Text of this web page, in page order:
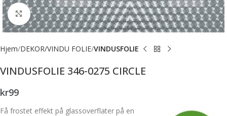
Forstørr bilde
Hjem DEKOR/VINDU FOLIE VINDUSFOLIE
VINDUSFOLIE 346-0275 CIRCLE
kr99
Få frostet effekt på glassoverflater på en